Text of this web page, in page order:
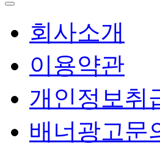
회사소개
이용약관
개인정보취
배너광고문